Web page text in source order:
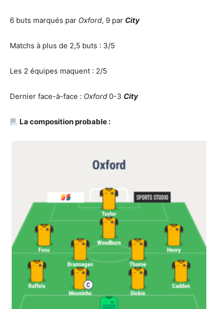
6 buts marqués par Oxford, 9 par City
Matchs à plus de 2,5 buts : 3/5
Les 2 équipes maquent : 2/5
Dernier face-à-face : Oxford 0-3 City
La composition probable :